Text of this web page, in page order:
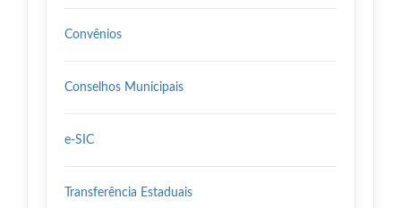
Convênios
Conselhos Municipais
e-SIC
Transferência Estaduais